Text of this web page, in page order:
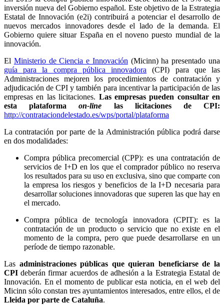
inversión nueva del Gobierno español. Este objetivo de la Estrategia
Estatal de Innovación (e2i) contribuirá a potenciar el desarrollo de
nuevos mercados innovadores desde el lado de la demanda. El
Gobierno quiere situar España en el noveno puesto mundial de la
innovación.
El Ministerio de Ciencia e Innovación(Micinn) ha presentado una
guía para la compra pública innovadora (CPI) para que las
Administraciones mejoren los procedimientos de contratación y
adjudicación de CPI y también para incentivar la participación de las
empresas en las licitaciones. Las empresas pueden consultar en
esta plataformaon-line las licitaciones de CPI:
http://contrataciondelestado.es/wps/portal/plataforma
La contratación por parte de la Administración pública podrá darse
en dos modalidades:
Compra pública precomercial (CPP): es una contratación de
servicios de I+D en los que el comprador público no reserva
los resultados para su uso en exclusiva, sino que comparte con
la empresa los riesgos y beneficios de la I+D necesaria para
desarrollar soluciones innovadoras que superen las que hay en
el mercado.
Compra pública de tecnología innovadora (CPIT): es la
contratación de un producto o servicio que no existe en el
momento de la compra, pero que puede desarrollarse en un
període de tiempo razonable.
Las administraciones públicas que quieran beneficiarse de la
CPI deberán firmar acuerdos de adhesión a la Estrategia Estatal de
Innovación. En el momento de publicar esta noticia, en el web del
Micinn sólo constan tres ayuntamientos interesados, entre ellos, el de
Lleida por parte de Cataluña.